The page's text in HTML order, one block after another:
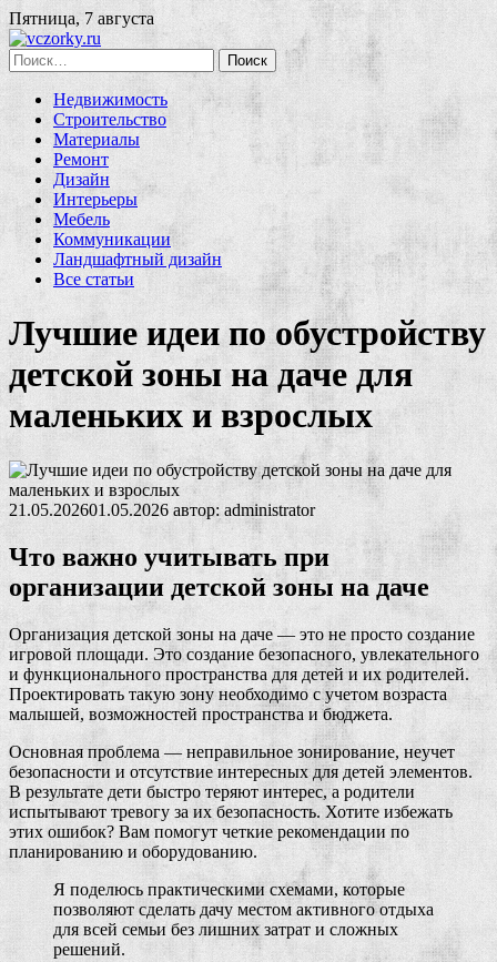
Пятница, 7 августа
Найти:
Недвижимость
Строительство
Материалы
Ремонт
Дизайн
Интерьеры
Мебель
Коммуникации
Ландшафтный дизайн
Все статьи
Лучшие идеи по обустройству
детской зоны на даче для
маленьких и взрослых
21.05.202601.05.2026 автор: administrator
Что важно учитывать при
организации детской зоны на даче
Организация детской зоны на даче — это не просто создание
игровой площади. Это создание безопасного, увлекательного
и функционального пространства для детей и их родителей.
Проектировать такую зону необходимо с учетом возраста
малышей, возможностей пространства и бюджета.
Основная проблема — неправильное зонирование, неучет
безопасности и отсутствие интересных для детей элементов.
В результате дети быстро теряют интерес, а родители
испытывают тревогу за их безопасность. Хотите избежать
этих ошибок? Вам помогут четкие рекомендации по
планированию и оборудованию.
Я поделюсь практическими схемами, которые
позволяют сделать дачу местом активного отдыха
для всей семьи без лишних затрат и сложных
решений.